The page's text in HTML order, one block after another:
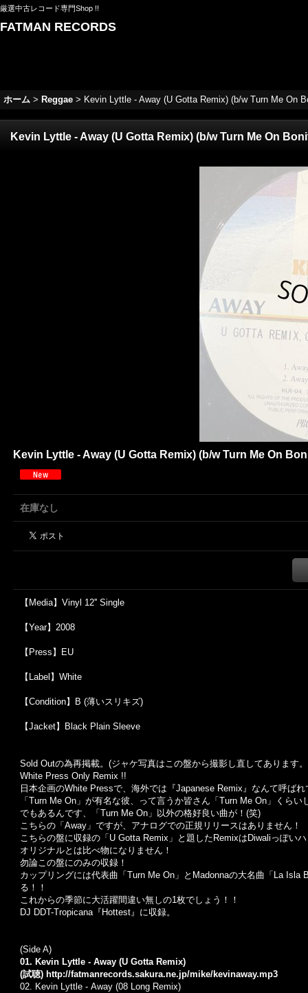
厳選中古レコード専門Shop !!
FATMAN RECORDS
ホーム > Reggae > Kevin Lyttle - Away (U Gotta Remix) (b/w Turn Me On
Kevin Lyttle - Away (U Gotta Remix) (b/w Turn Me On
Kevin Lyttle - Away (U Gotta Remix) (b/w Turn Me On
在庫なし
【Media】Vinyl 12'' Single
【Year】2008
【Press】EU
【Label】White
【Condition】B (薄いスリキズ)
【Jacket】Black Plain Sleeve
Sold Outの為再掲載。(ジャケ写真はこの盤から撮影し直してあります
White Press Only Remix !!
日本企画のWhite Pressで、海外では『Japanese Remix』なんて呼ば
「Turn Me On」が有名な彼、って言うか皆さん「Turn Me On」くら
でもあるんです、「Turn Me On」以外の格好良い曲が！(笑)
こちらの「Away」ですが、アナログでの正規リリースはありません！
こちらの盤に収録の「U Gotta Remix」と題したRemixはDiwaliっぽい
オリジナルとは比べ物になりません！
勿論この盤にのみの収録！
カップリングには代表曲「Turn Me On」とMadonnaの大名曲「La
る！！
これからの季節に大活躍間違い無しの1枚でしょう！！
DJ DDT-Tropicana『Hottest』に収録。
(Side A)
01. Kevin Lyttle - Away (U Gotta Remix)
(試聴) http://fatmanrecords.sakura.ne.jp/mike/kevinaway.mp3
02. Kevin Lyttle - Away (08 Long Remix)